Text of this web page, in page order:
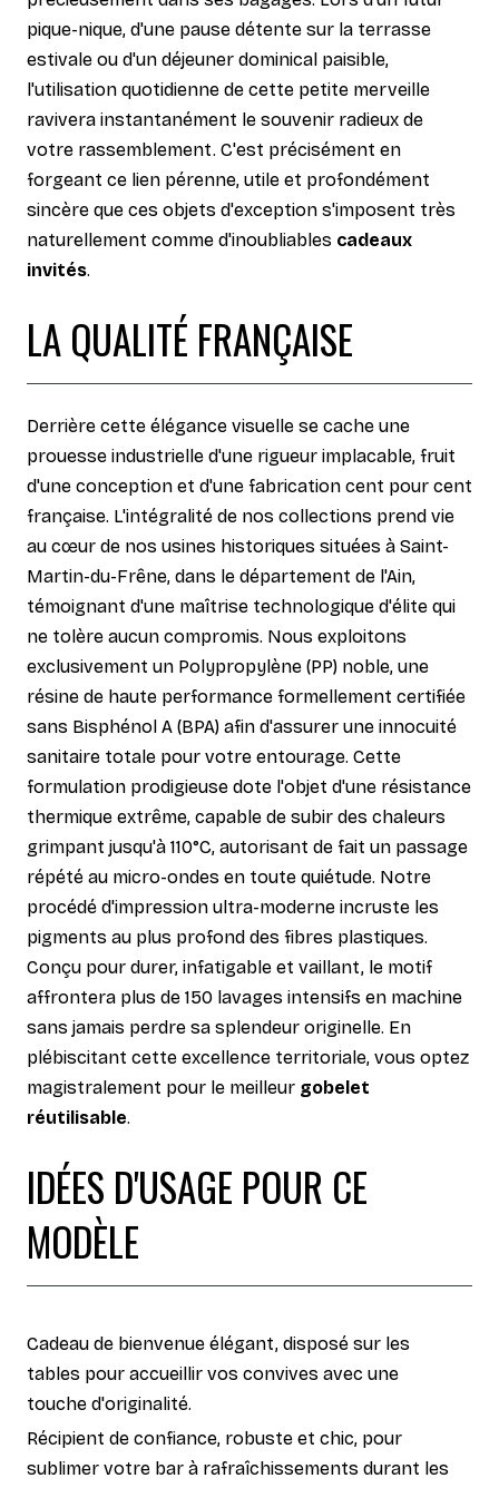
pique-nique, d'une pause détente sur la terrasse
estivale ou d'un déjeuner dominical paisible,
l'utilisation quotidienne de cette petite merveille
ravivera instantanément le souvenir radieux de
votre rassemblement. C'est précisément en
forgeant ce lien pérenne, utile et profondément
sincère que ces objets d'exception s'imposent très
naturellement comme d'inoubliables cadeaux
invités.
LA QUALITÉ FRANÇAISE
Derrière cette élégance visuelle se cache une
prouesse industrielle d'une rigueur implacable, fruit
d'une conception et d'une fabrication cent pour cent
française. L'intégralité de nos collections prend vie
au cœur de nos usines historiques situées à Saint-
Martin-du-Frêne, dans le département de l'Ain,
témoignant d'une maîtrise technologique d'élite qui
ne tolère aucun compromis. Nous exploitons
exclusivement un Polypropylène (PP) noble, une
résine de haute performance formellement certifiée
sans Bisphénol A (BPA) afin d'assurer une innocuité
sanitaire totale pour votre entourage. Cette
formulation prodigieuse dote l'objet d'une résistance
thermique extrême, capable de subir des chaleurs
grimpant jusqu'à 110°C, autorisant de fait un passage
répété au micro-ondes en toute quiétude. Notre
procédé d'impression ultra-moderne incruste les
pigments au plus profond des fibres plastiques.
Conçu pour durer, infatigable et vaillant, le motif
affrontera plus de 150 lavages intensifs en machine
sans jamais perdre sa splendeur originelle. En
plébiscitant cette excellence territoriale, vous optez
magistralement pour le meilleur gobelet
réutilisable.
IDÉES D'USAGE POUR CE
MODÈLE
Cadeau de bienvenue élégant, disposé sur les
tables pour accueillir vos convives avec une
touche d'originalité.
Récipient de confiance, robuste et chic, pour
sublimer votre bar à rafraîchissements durant les